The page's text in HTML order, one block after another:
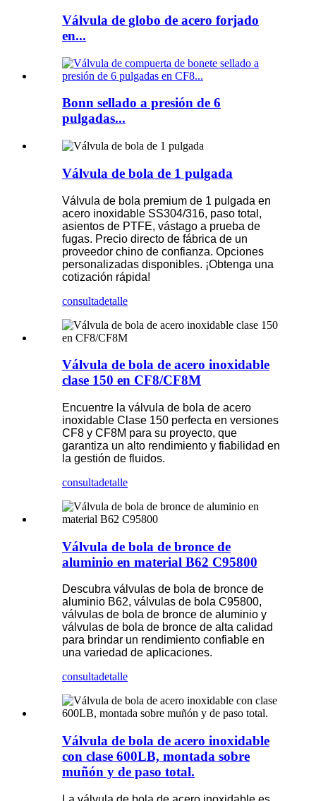
Válvula de globo de acero forjado
en...
Bonn sellado a presión de 6
pulgadas...
Válvula de bola de 1 pulgada
Válvula de bola premium de 1 pulgada en
acero inoxidable SS304/316, paso total,
asientos de PTFE, vástago a prueba de
fugas. Precio directo de fábrica de un
proveedor chino de confianza. Opciones
personalizadas disponibles. ¡Obtenga una
cotización rápida!
consultadetalle
Válvula de bola de acero inoxidable
clase 150 en CF8/CF8M
Encuentre la válvula de bola de acero
inoxidable Clase 150 perfecta en versiones
CF8 y CF8M para su proyecto, que
garantiza un alto rendimiento y fiabilidad en
la gestión de fluidos.
consultadetalle
Válvula de bola de bronce de
aluminio en material B62 C95800
Descubra válvulas de bola de bronce de
aluminio B62, válvulas de bola C95800,
válvulas de bola de bronce de aluminio y
válvulas de bola de bronce de alta calidad
para brindar un rendimiento confiable en
una variedad de aplicaciones.
consultadetalle
Válvula de bola de acero inoxidable
con clase 600LB, montada sobre
muñón y de paso total.